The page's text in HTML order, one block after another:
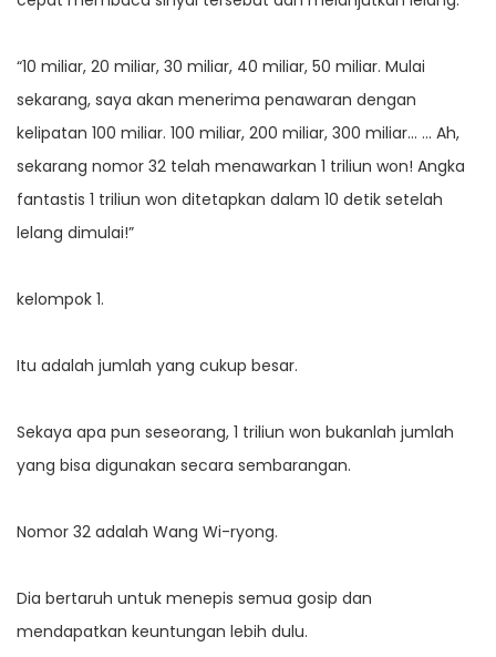
“10 miliar, 20 miliar, 30 miliar, 40 miliar, 50 miliar. Mulai
sekarang, saya akan menerima penawaran dengan
kelipatan 100 miliar. 100 miliar, 200 miliar, 300 miliar… … Ah,
sekarang nomor 32 telah menawarkan 1 triliun won! Angka
fantastis 1 triliun won ditetapkan dalam 10 detik setelah
lelang dimulai!”
kelompok 1.
Itu adalah jumlah yang cukup besar.
Sekaya apa pun seseorang, 1 triliun won bukanlah jumlah
yang bisa digunakan secara sembarangan.
Nomor 32 adalah Wang Wi-ryong.
Dia bertaruh untuk menepis semua gosip dan
mendapatkan keuntungan lebih dulu.